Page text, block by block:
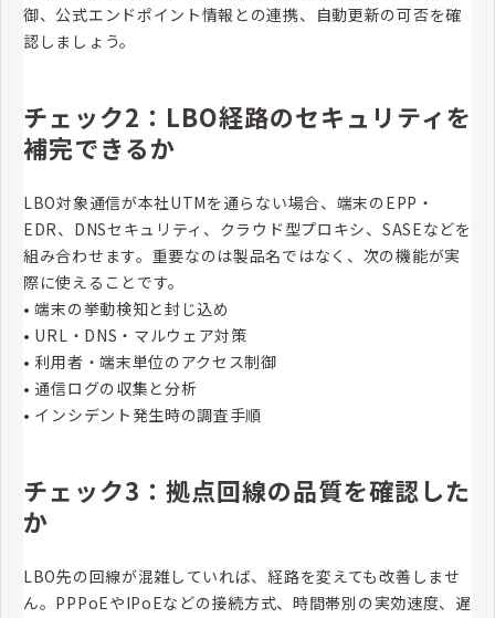
御、公式エンドポイント情報との連携、自動更新の可否を確
認しましょう。
チェック2：LBO経路のセキュリティを
補完できるか
LBO対象通信が本社UTMを通らない場合、端末のEPP・
EDR、DNSセキュリティ、クラウド型プロキシ、SASEなどを
組み合わせます。重要なのは製品名ではなく、次の機能が実
際に使えることです。
• 端末の挙動検知と封じ込め
• URL・DNS・マルウェア対策
• 利用者・端末単位のアクセス制御
• 通信ログの収集と分析
• インシデント発生時の調査手順
チェック3：拠点回線の品質を確認した
か
LBO先の回線が混雑していれば、経路を変えても改善しませ
ん。PPPoEやIPoEなどの接続方式、時間帯別の実効速度、遅